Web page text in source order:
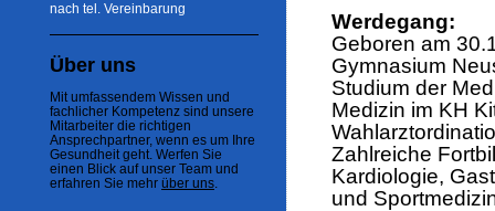
Werdegang:
Geboren am
Gymnasium
Studium der
Medizin im KH
Zahlreiche
Kardiologie,
und
nach tel. Vereinbarung
Über uns
Mit umfassendem Wissen und
fachlicher Kompetenz sind unsere
Mitarbeiter die richtigen
Ansprechpartner, wenn es um Ihre
Gesundheit geht. Werfen Sie
einen Blick auf unser Team und
erfahren Sie mehr über uns.